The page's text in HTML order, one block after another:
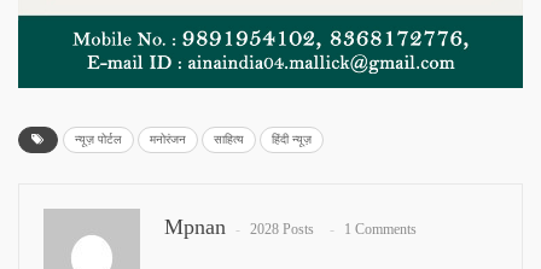
न्यूज़ पोर्टल मनोरंजन साहित्य हिंदी न्यूज़
Mpnan 2028 Posts 1 Comments